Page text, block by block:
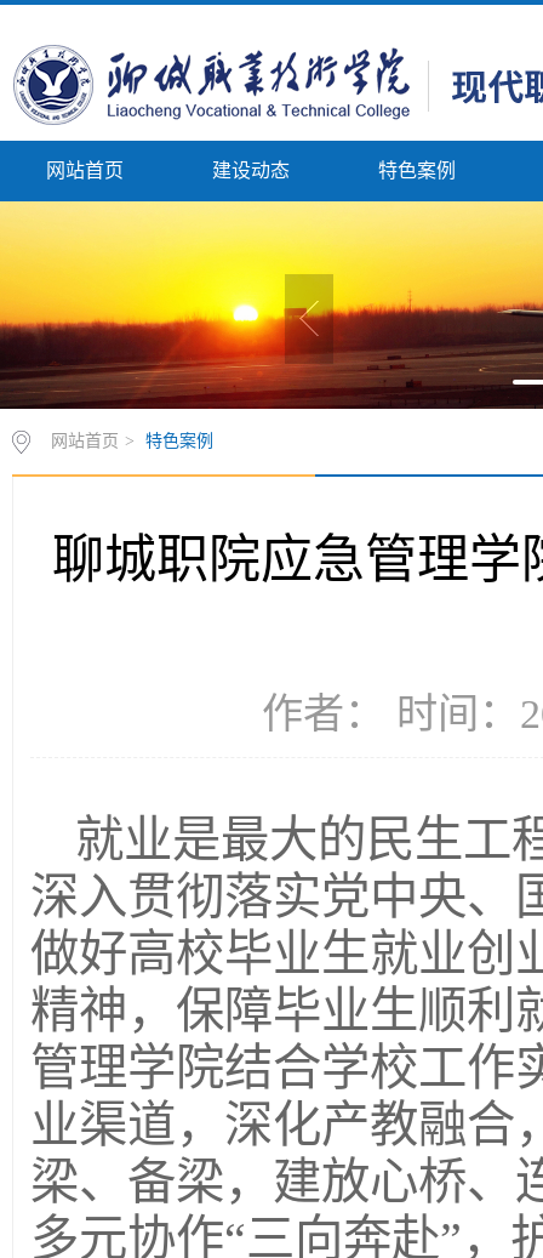
网站首页 建设动态 特色案例
网站首页 > 特色案例
聊城职院应急管理
作者： 时间：
就业是最大的民生工
深入贯彻落实党中央、
做好高校毕业生就业创
精神，保障毕业生顺利
管理学院结合学校工作
业渠道，深化产教融合
梁、备梁，建放心桥、
多元协作“三向奔赴”，